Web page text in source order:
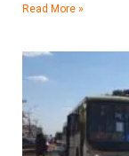
Read More »